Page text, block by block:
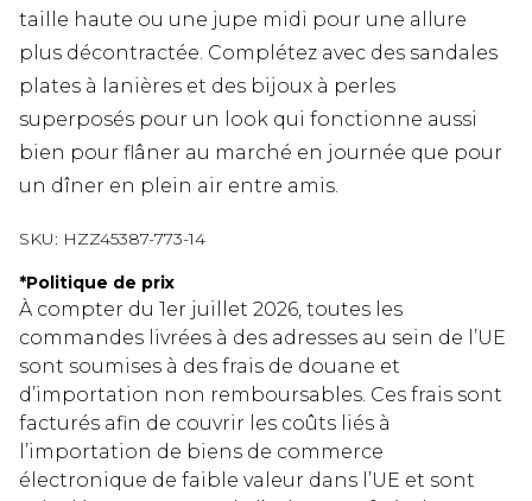
taille haute ou une jupe midi pour une allure
plus décontractée. Complétez avec des sandales
plates à lanières et des bijoux à perles
superposés pour un look qui fonctionne aussi
bien pour flâner au marché en journée que pour
un dîner en plein air entre amis.
SKU: HZZ45387-773-14
*Politique de prix
À compter du 1er juillet 2026, toutes les
commandes livrées à des adresses au sein de l’UE
sont soumises à des frais de douane et
d’importation non remboursables. Ces frais sont
facturés afin de couvrir les coûts liés à
l’importation de biens de commerce
électronique de faible valeur dans l’UE et sont